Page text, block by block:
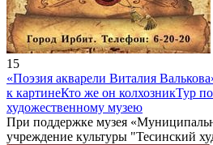
15
«Поэзия акварели Виталия
к картинеКто же он колхозникТур
художественному музею
При поддержке музея
учреждение культуры "Тесинский